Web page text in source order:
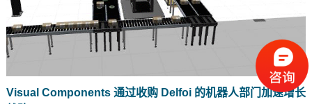
Visual Components 通过收购 Delfoi 的机器人部门加速增长